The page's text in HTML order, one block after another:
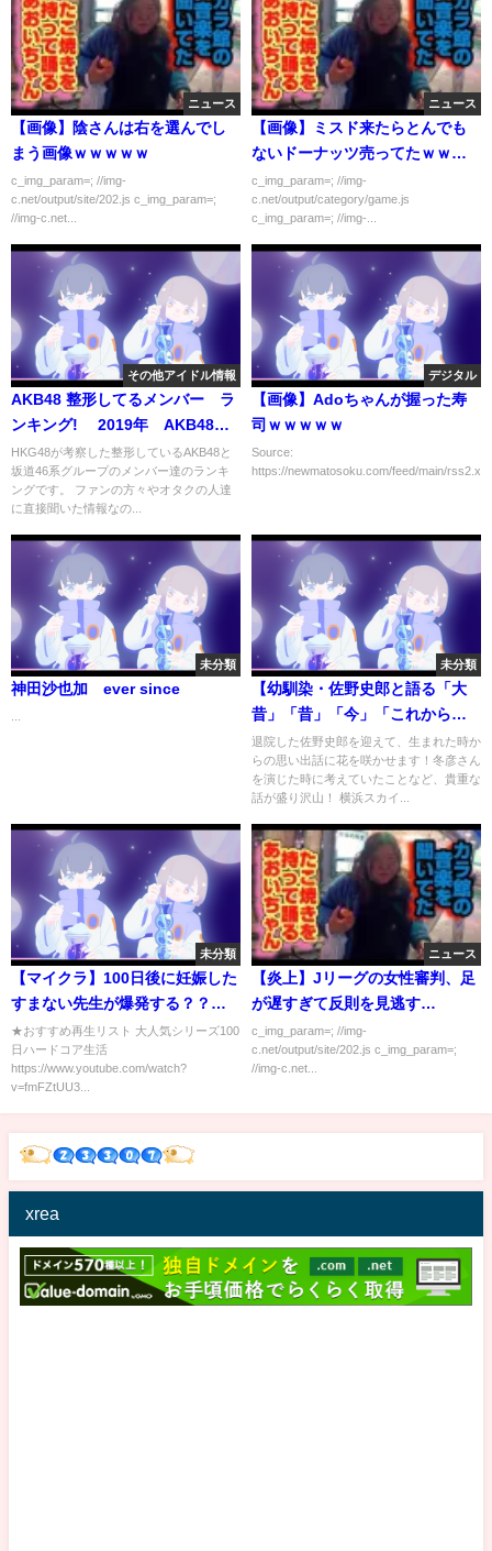
ニュース
【画像】陰さんは右を選んでし
まう画像ｗｗｗｗｗ
c_img_param=; //img-
c.net/output/site/202.js c_img_param=;
//img-c.net...
ニュース
【画像】ミスド来たらとんでも
ないドーナッツ売ってたｗｗｗ
ｗｗ
c_img_param=; //img-
c.net/output/category/game.js
c_img_param=; //img-...
その他アイドル情報
AKB48 整形してるメンバー ラ
ンキング! 2019年 AKB48
plastic surgery 2019.
HKG48が考察した整形しているAKB48と
坂道46系グループのメンバー達のランキ
ングです。 ファンの方々やオタクの人達
に直接聞いた情報なの...
デジタル
【画像】Adoちゃんが握った寿
司ｗｗｗｗｗ
Source:
https://newmatosoku.com/feed/main/
未分類
神田沙也加 ever since
未分類
【幼馴染・佐野史郎と語る「大
昔」「昔」「今」「これから」
（前半）】郷原信郎の「横浜か
ら日本の権力を斬る！」⑨
退院した佐野史郎を迎えて、生まれた時か
らの思い出話に花を咲かせます！冬彦さん
を演じた時に考えていたことなど、貴重な
話が盛り沢山！ 横浜スカイ...
未分類
【マイクラ】100日後に妊娠した
すまない先生が爆発する？？？
【マインクラフト】【100日】
★おすすめ再生リスト 大人気シリーズ100
日ハードコア生活
https://www.youtube.com/watch?
v=fmFZtUU3...
ニュース
【炎上】Jリーグの女性審判、足
が遅すぎて反則を見逃す…
c_img_param=; //img-
c.net/output/site/202.js c_img_param=;
//img-c.net...
xrea